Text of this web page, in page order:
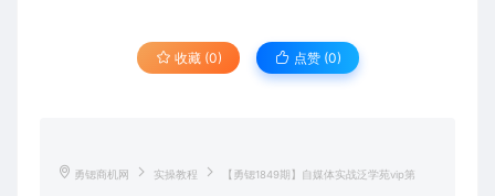
收藏 (0) 点赞 (0)
勇锶商机网 实操教程 【勇锶1849期】自媒体实战泛学苑vip第